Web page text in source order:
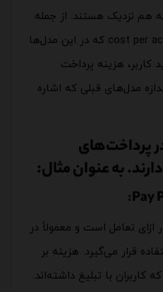
هم نزدیک هستند. از جمله
cost per که در این مدل‌ها
کاربر، هزینه پرداخت
مدل‌های قبلی که اشاره
پرداخت‌های
به عنوان مثال:
Pay
تعامل است و معمولاً در
قرار می‌گیرد. هزینه بر
با تبلیغ داشته‌اند.